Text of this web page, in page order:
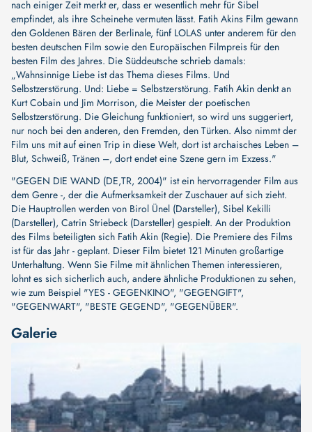
nach einiger Zeit merkt er, dass er wesentlich mehr für Sibel
empfindet, als ihre Scheinehe vermuten lässt. Fatih Akins Film gewann
den Goldenen Bären der Berlinale, fünf LOLAS unter anderem für den
besten deutschen Film sowie den Europäischen Filmpreis für den
besten Film des Jahres. Die Süddeutsche schrieb damals:
„Wahnsinnige Liebe ist das Thema dieses Films. Und
Selbstzerstörung. Und: Liebe = Selbstzerstörung. Fatih Akin denkt an
Kurt Cobain und Jim Morrison, die Meister der poetischen
Selbstzerstörung. Die Gleichung funktioniert, so wird uns suggeriert,
nur noch bei den anderen, den Fremden, den Türken. Also nimmt der
Film uns mit auf einen Trip in diese Welt, dort ist archaisches Leben –
Blut, Schweiß, Tränen –, dort endet eine Szene gern im Exzess."
"GEGEN DIE WAND (DE,TR, 2004)" ist ein hervorragender Film aus
dem Genre -, der die Aufmerksamkeit der Zuschauer auf sich zieht.
Die Hauptrollen werden von Birol Ünel (Darsteller), Sibel Kekilli
(Darsteller), Catrin Striebeck (Darsteller) gespielt. An der Produktion
des Films beteiligten sich Fatih Akin (Regie). Die Premiere des Films
ist für das Jahr - geplant. Dieser Film bietet 121 Minuten großartige
Unterhaltung. Wenn Sie Filme mit ähnlichen Themen interessieren,
lohnt es sich sicherlich auch, andere ähnliche Produktionen zu sehen,
wie zum Beispiel "YES - GEGENKINO", "GEGENGIFT",
"GEGENWART", "BESTE GEGEND", "GEGENÜBER".
Galerie